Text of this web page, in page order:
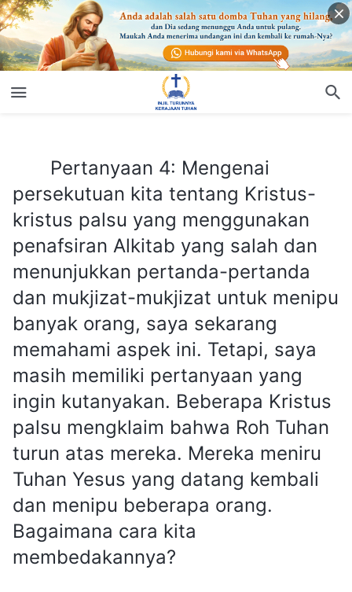
Pertanyaan 4: Mengenai
persekutuan kita tentang Kristus-
kristus palsu yang menggunakan
penafsiran Alkitab yang salah dan
menunjukkan pertanda-pertanda
dan mukjizat-mukjizat untuk menipu
banyak orang, saya sekarang
memahami aspek ini. Tetapi, saya
masih memiliki pertanyaan yang
ingin kutanyakan. Beberapa Kristus
palsu mengklaim bahwa Roh Tuhan
turun atas mereka. Mereka meniru
Tuhan Yesus yang datang kembali
dan menipu beberapa orang.
Bagaimana cara kita
membedakannya?